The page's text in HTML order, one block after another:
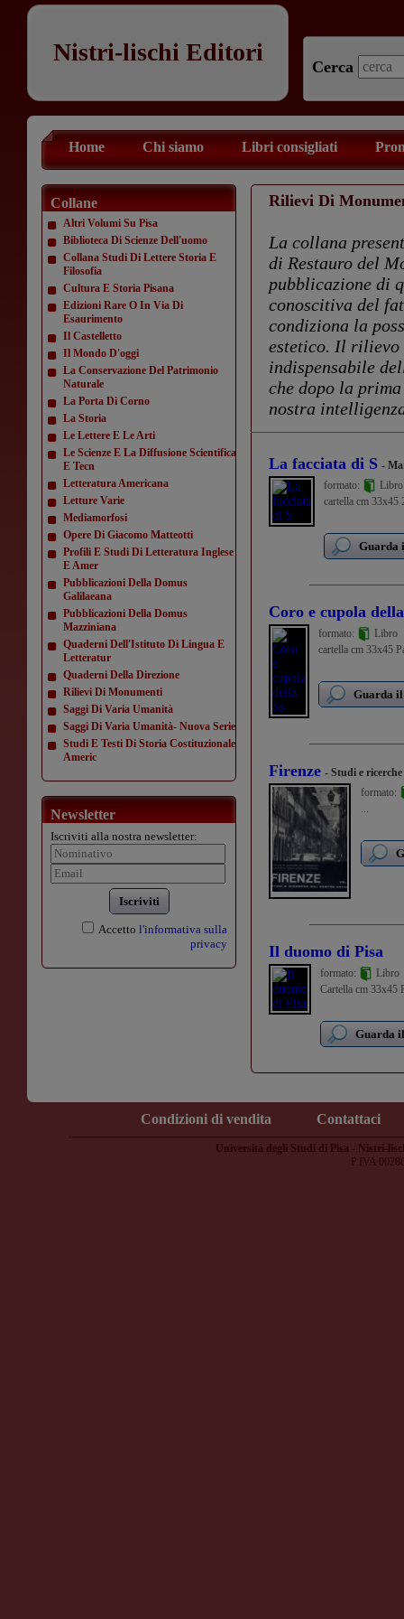
Nistri-lischi Editori
Cerca
Home Chi siamo Libri consigliati
Collane
Altri Volumi Su Pisa
Biblioteca Di Scienze Dell'uomo
Collana Studi Di Lettere Storia E
Filosofia
Cultura E Storia Pisana
Edizioni Rare O In Via Di
Esaurimento
Il Castelletto
Il Mondo D'oggi
La Conservazione Del Patrimonio
Naturale
La Porta Di Corno
La Storia
Le Lettere E Le Arti
Le Scienze E La Diffusione Scientifica
E Tecn
Letteratura Americana
Letture Varie
Mediamorfosi
Opere Di Giacomo Matteotti
Profili E Studi Di Letteratura Inglese
E Amer
Pubblicazioni Della Domus
Galilaeana
Pubblicazioni Della Domus
Mazziniana
Quaderni Dell'Istituto Di Lingua E
Letteratur
Quaderni Della Direzione
Rilievi Di Monumenti
Saggi Di Varia Umanità
Saggi Di Varia Umanità- Nuova Serie
Studi E Testi Di Storia Costituzionale
Americ
Newsletter
Iscriviti alla nostra newsletter:
Iscriviti
Accetto l'informativa sulla
privacy
Rilievi Di
La collana
di Restauro del
pubblicazione di
conoscitiva del
condiziona la
estetico. Il rilievo
indispensabile
che dopo la
nostra
La facciata di S -
formato:
Libro
cartella cm
Guarda
Coro e cupola
formato:
Libro
cartella cm 33x45
Guarda
Firenze - Studi e
formato:
...
Il duomo di Pisa
formato:
Libro
Cartella cm 33x45
Guarda
Condizioni di vendita Contattaci
Università degli Studi di Pisa - Nistri-
P.IVA